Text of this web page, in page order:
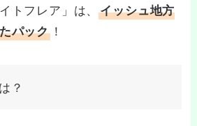
トフレア」は、イッシュ地方
パック ！
？